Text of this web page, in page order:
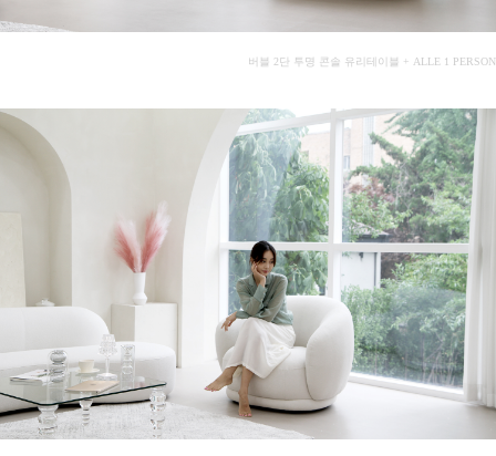
버블 2단 투명 콘솔 유리테이블 + ALLE 1 PERSON